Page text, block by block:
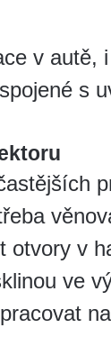
v autě,
s
otvory v
ve